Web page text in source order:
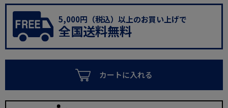
5,000円（税込）以上のお買い上げで
全国送料無料
カートに入れる